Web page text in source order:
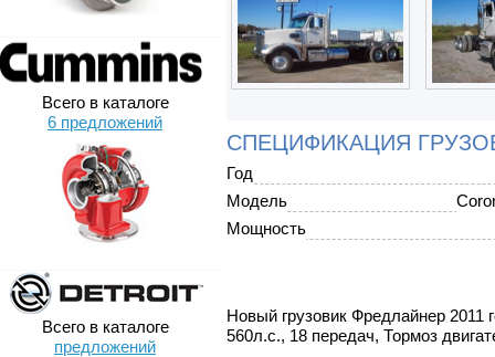
Всего в каталоге
6 предложений
Всего в каталоге
предложений
СПЕЦИФИКАЦИЯ
Год
Модель
Мощность
Новый грузовик Фредлайнер 2011
560л.с., 18 передач, Тормоз